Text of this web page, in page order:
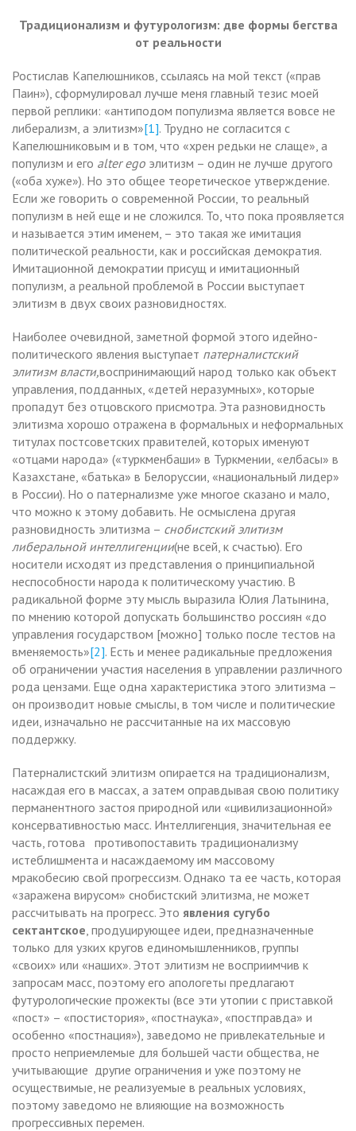
Традиционализм и футурологизм: две формы бегства
от реальности
Ростислав Капелюшников, ссылаясь на мой текст («прав
Паин»), сформулировал лучше меня главный тезис моей
первой реплики: «антиподом популизма является вовсе не
либерализм, а элитизм»[1]. Трудно не согласится с
Капелюшниковым и в том, что «хрен редьки не слаще», а
популизм и его alterego элитизм – один не лучше другого
(«оба хуже»). Но это общее теоретическое утверждение.
Если же говорить о современной России, то реальный
популизм в ней еще и не сложился. То, что пока проявляется
и называется этим именем, – это такая же имитация
политической реальности, как и российская демократия.
Имитационной демократии присущ и имитационный
популизм, а реальной проблемой в России выступает
элитизм в двух своих разновидностях.
Наиболее очевидной, заметной формой этого идейно-
политического явления выступает патерналистский
элитизм власти,воспринимающий народ только как объект
управления, подданных, «детей неразумных», которые
пропадут без отцовского присмотра. Эта разновидность
элитизма хорошо отражена в формальных и неформальных
титулах постсоветских правителей, которых именуют
«отцами народа» («туркменбаши» в Туркмении, «елбасы» в
Казахстане, «батька» в Белоруссии, «национальный лидер»
в России). Но о патернализме уже многое сказано и мало,
что можно к этому добавить. Не осмыслена другая
разновидность элитизма – снобистский элитизм
либеральной интеллигенции(не всей, к счастью). Его
носители исходят из представления о принципиальной
неспособности народа к политическому участию. В
радикальной форме эту мысль выразила Юлия Латынина,
по мнению которой допускать большинство россиян «до
управления государством [можно] только после тестов на
вменяемость»[2]. Есть и менее радикальные предложения
об ограничении участия населения в управлении различного
рода цензами. Еще одна характеристика этого элитизма –
он производит новые смыслы, в том числе и политические
идеи, изначально не рассчитанные на их массовую
поддержку.
Патерналистский элитизм опирается на традиционализм,
насаждая его в массах, а затем оправдывая свою политику
перманентного застоя природной или «цивилизационной»
консервативностью масс. Интеллигенция, значительная ее
часть, готова противопоставить традиционализму
истеблишмента и насаждаемому им массовому
мракобесию свой прогрессизм. Однако та ее часть, которая
«заражена вирусом» снобистский элитизма, не может
рассчитывать на прогресс. Это явления сугубо
сектантское , продуцирующее идеи, предназначенные
только для узких кругов единомышленников, группы
«своих» или «наших». Этот элитизм не восприимчив к
запросам масс, поэтому его апологеты предлагают
футурологические прожекты (все эти утопии с приставкой
«пост» – «постистория», «постнаука», «постправда» и
особенно «постнация»), заведомо не привлекательные и
просто неприемлемые для большей части общества, не
учитывающие другие ограничения и уже поэтому не
осуществимые, не реализуемые в реальных условиях,
поэтому заведомо не влияющие на возможность
прогрессивных перемен.